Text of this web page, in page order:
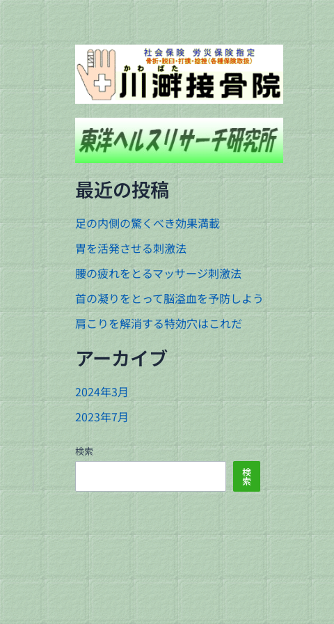
最近の投稿
足の内側の驚くべき効果満載
胃を活発させる刺激法
腰の疲れをとるマッサージ刺激法
首の凝りをとって脳溢血を予防しよう
肩こりを解消する特効穴はこれだ
アーカイブ
2024年3月
2023年7月
検索
検
索